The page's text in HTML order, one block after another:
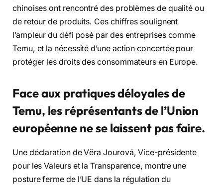
chinoises ont rencontré des problèmes de qualité ou
de retour de produits. Ces chiffres soulignent
l’ampleur du défi posé par des entreprises comme
Temu, et la nécessité d’une action concertée pour
protéger les droits des consommateurs en Europe.
Face aux pratiques déloyales de
Temu, les réprésentants de l’Union
européenne ne se laissent pas faire.
Une déclaration de Věra Jourová, Vice-présidente
pour les Valeurs et la Transparence, montre une
posture ferme de l’UE dans la régulation du